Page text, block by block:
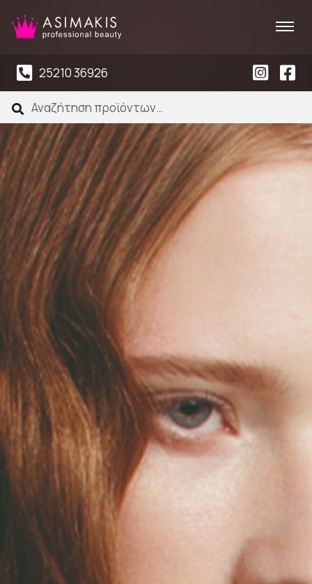
25210 36926
Αναζήτηση
για:
Αναζήτηση